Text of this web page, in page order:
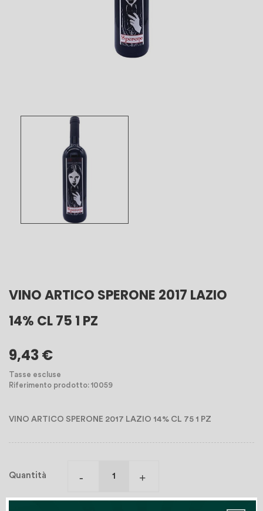
VINO ARTICO SPERONE 2017 LAZIO
14% CL 75 1 PZ
9,43 €
Tasse escluse
Riferimento prodotto: 10059
VINO ARTICO SPERONE 2017 LAZIO 14% CL 75 1 PZ
Quantità